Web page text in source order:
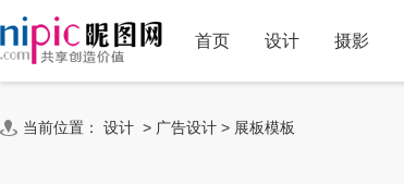
首页 设计 摄影
当前位置： 设计 > 广告设计 > 展板模板